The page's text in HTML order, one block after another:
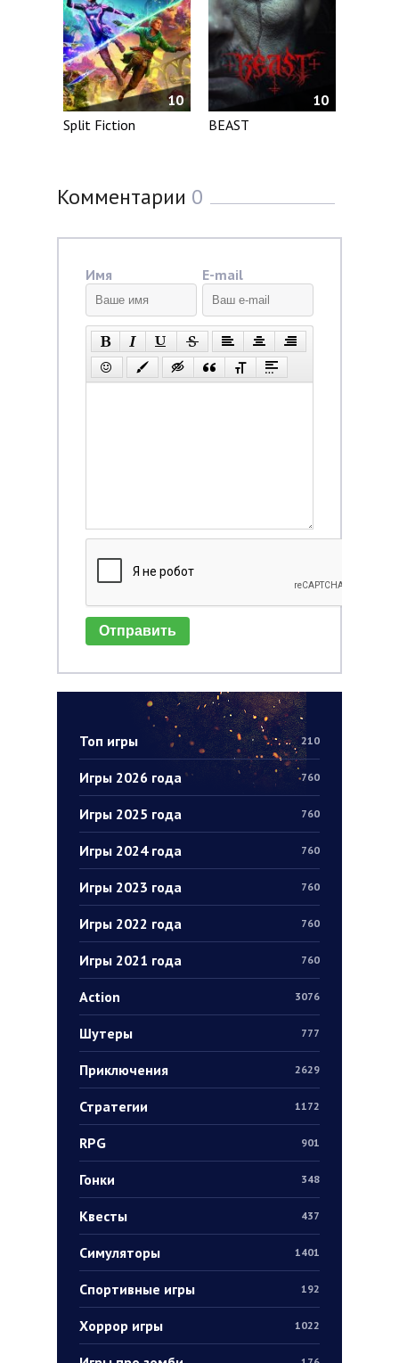
Топ игры 210
Игры 2026 года 760
Игры 2025 года 760
Игры 2024 года 760
Игры 2023 года 760
Игры 2022 года 760
Игры 2021 года 760
Action 3076
Шутеры 777
Приключения 2629
Стратегии 1172
RPG 901
Гонки 348
Квесты 437
Симуляторы 1401
Спортивные игры 192
Хоррор игры 1022
10
Split Fiction
10
BEAST
Комментарии 0
Имя E-mail
Отправить